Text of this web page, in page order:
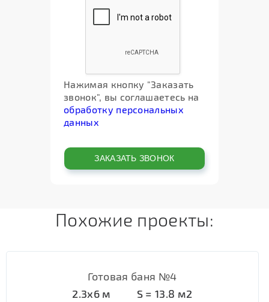
Нажимая кнопку "Заказать
звонок", вы соглашаетесь на
обработку персональных
данных
Похожие проекты:
Готовая баня №4
2.3х6м S = 13.8 м2